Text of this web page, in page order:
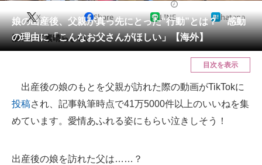
会員記事
メディア
ITの今と未来を見通す
スマホと通信の最新トレンド
娘の出産後、父親が真っ先にとった“行動”とは？ 感動
の理由に「こんなお父さんがほしい」【海外】
X Share LINE hatena
親子って素晴らしい。
目次を表示
出産後の娘のもとを父親が訪れた際の動画がTikTokに
投稿され、記事執筆時点で41万5000件以上のいいねを集
めています。愛情あふれる姿にもらい泣きしそう！
出産後の娘を訪れた父は……？